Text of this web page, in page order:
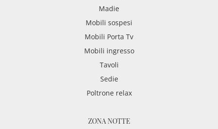
Madie
Mobili sospesi
Mobili Porta Tv
Mobili ingresso
Tavoli
Sedie
Poltrone relax
ZONA NOTTE